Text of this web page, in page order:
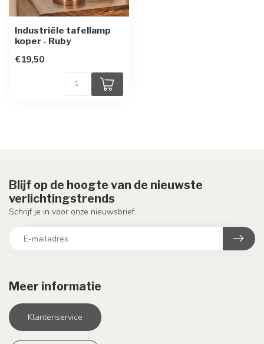
Industriële tafellamp
koper - Ruby
€19,50
Meer informatie
Klantenservice
Blijf op de hoogte van de nieuwste
verlichtingstrends
Schrijf je in voor onze nieuwsbrief.